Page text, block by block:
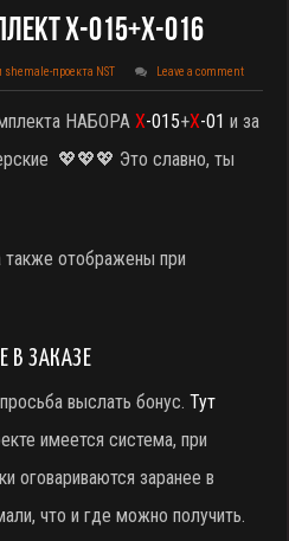
X-015+X-016
shemale-проекта NST Leave a comment
НАБОРАX-015+X-01 и за
💖💖💖 Это славно, ты
также отображены при
В ЗАКАЗЕ
выслать бонус.Тут
имеется система, при
оговариваются заранее в
что и где можно получить.